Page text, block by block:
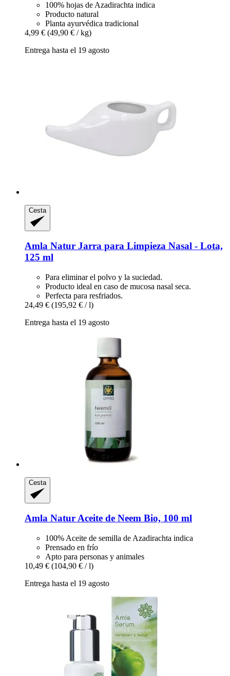
100% hojas de Azadirachta indica
Producto natural
Planta ayurvédica tradicional
4,99 € (49,90 € / kg)
Entrega hasta el 19 agosto
Cesta
Amla Natur Jarra para Limpieza Nasal -​ Lota,
125 ml
Para eliminar el polvo y la suciedad.
Producto ideal en caso de mucosa nasal seca.
Perfecta para resfriados.
24,49 € (195,92 € / l)
Entrega hasta el 19 agosto
Cesta
Amla NaturAceite de Neem Bio, 100 ml
100% Aceite de semilla de Azadirachta indica
Prensado en frío
Apto para personas y animales
10,49 € (104,90 € / l)
Entrega hasta el 19 agosto